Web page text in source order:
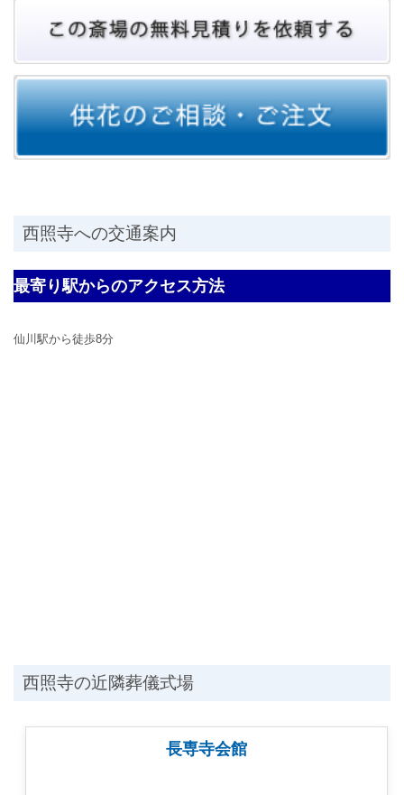
西照寺への交通案内
最寄り駅からのアクセス方法
仙川駅から徒歩8分
西照寺の近隣葬儀式場
長専寺会館